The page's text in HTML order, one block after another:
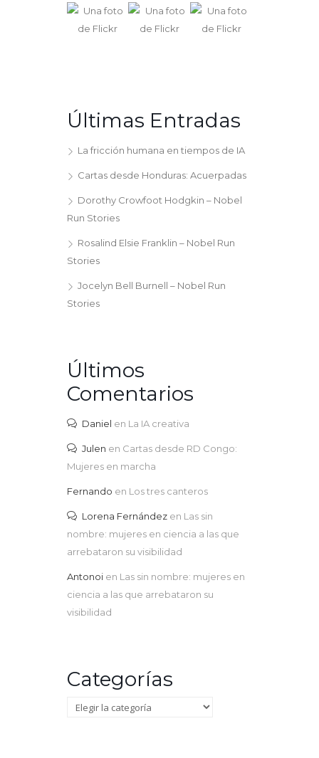
Últimas Entradas
La fricción humana en tiempos de IA
Cartas desde Honduras: Acuerpadas
Dorothy Crowfoot Hodgkin – Nobel
Run Stories
Rosalind Elsie Franklin – Nobel Run
Stories
Jocelyn Bell Burnell – Nobel Run
Stories
Últimos
Comentarios
Daniel en La IA creativa
Julen en Cartas desde RD Congo:
Mujeres en marcha
Fernando en Los tres canteros
Lorena Fernández en Las sin
nombre: mujeres en ciencia a las que
arrebataron su visibilidad
Antonoi en Las sin nombre: mujeres en
ciencia a las que arrebataron su
visibilidad
Categorías
Categorías